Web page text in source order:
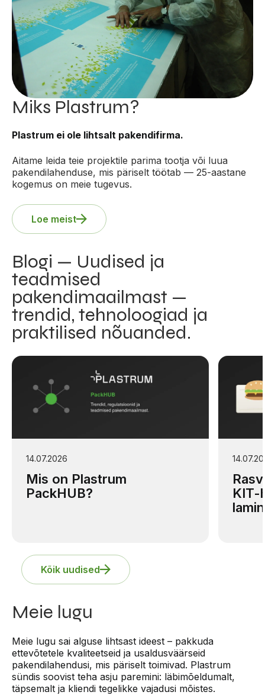
Miks Plastrum?
Plastrum ei ole lihtsalt pakendifirma.
Aitame leida teie projektile parima tootja või luua
pakendilahenduse, mis päriselt töötab — 25-aastane
kogemus on meie tugevus.
Loe meist
Blogi — Uudised ja
teadmised
pakendimaailmast —
trendid, tehnoloogiad ja
praktilised nõuanded.
14.07.2026
Mis on Plastrum
PackHUB?
KIT-
Kõik uudised
Meie lugu
Meie lugu sai alguse lihtsast ideest – pakkuda
ettevõtetele kvaliteetseid ja usaldusväärseid
pakendilahendusi, mis päriselt toimivad. Plastrum
sündis soovist teha asju paremini: läbimõeldumalt,
täpsemalt ja kliendi tegelikke vajadusi mõistes.